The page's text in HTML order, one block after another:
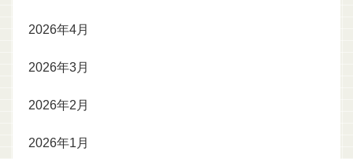
2026年4月
2026年3月
2026年2月
2026年1月